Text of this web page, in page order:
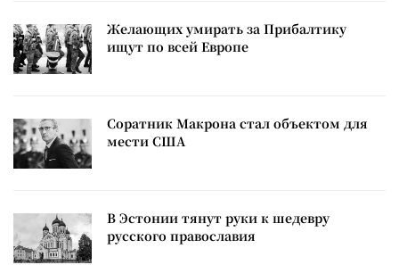
Желающих умирать за Прибалтику
ищут по всей Европе
Соратник Макрона стал объектом для
мести США
В Эстонии тянут руки к шедевру
русского православия